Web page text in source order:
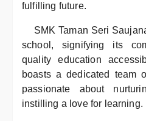
fulfilling future.
SMK Taman Seri
school, signifying its
quality education
boasts a dedicated team
passionate about
instilling a love for learning.